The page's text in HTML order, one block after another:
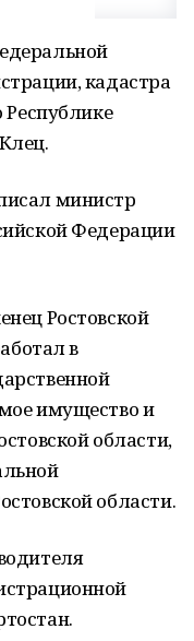
кадастра
Республике
министр
Федерации
Ростовской
в
имущество и
области,
области.